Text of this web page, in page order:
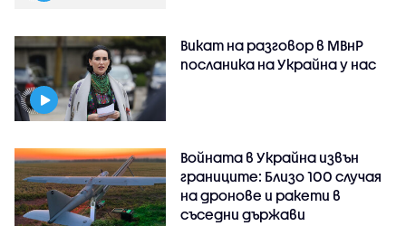
Викат на разговор в МВнР
посланика на Украйна у нас
Войната в Украйна извън
границите: Близо 100 случая
на дронове и ракети в
съседни държави